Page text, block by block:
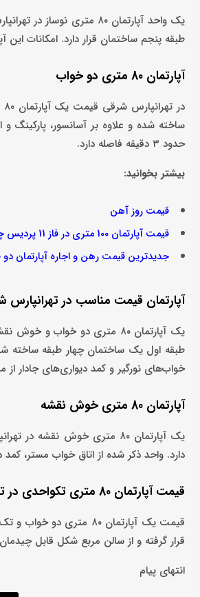
طبقه پنجم ساختمان قرار دارد. امکانات این
آپارتمان 80 متری دو خواب
ساخته شده و علاوه بر آسانسور، پارکینگ
حدود ۳ دقیقه فاصله دارد.
بیشتر بخوانید:
قیمت روز آهن
قیمت آپارتمان 100 متری در فاز 11 پردیس چند؟
جدیدترین قیمت رهن و اجاره آپارتمان دو
آپارتمان قیمت مناسب در تهرانپارس
خواب‌های نورگیر و کمد دیواری‌های جادار از
آپارتمان 80 متری خوش نقشه
دارد. واحد ذکر شده از اتاق خواب مستر، کمد
قیمت آپارتمان 80 متری تکواحدی در تهرانپارس شرقی
قرار گرفته و از سالن مربع شکل قابل
انتهای پیام